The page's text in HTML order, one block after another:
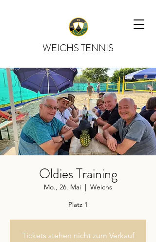
WEICHS TENNIS
Oldies Training
Mo., 26. Mai
  |
Weichs
Platz 1
Tickets stehen nicht zum Verkauf